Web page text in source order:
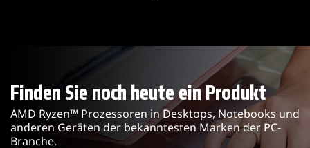
Finden Sie noch heute ein Produkt
AMD Ryzen™ Prozessoren in Desktops, Notebooks und
anderen Geräten der bekanntesten Marken der PC-
Branche.